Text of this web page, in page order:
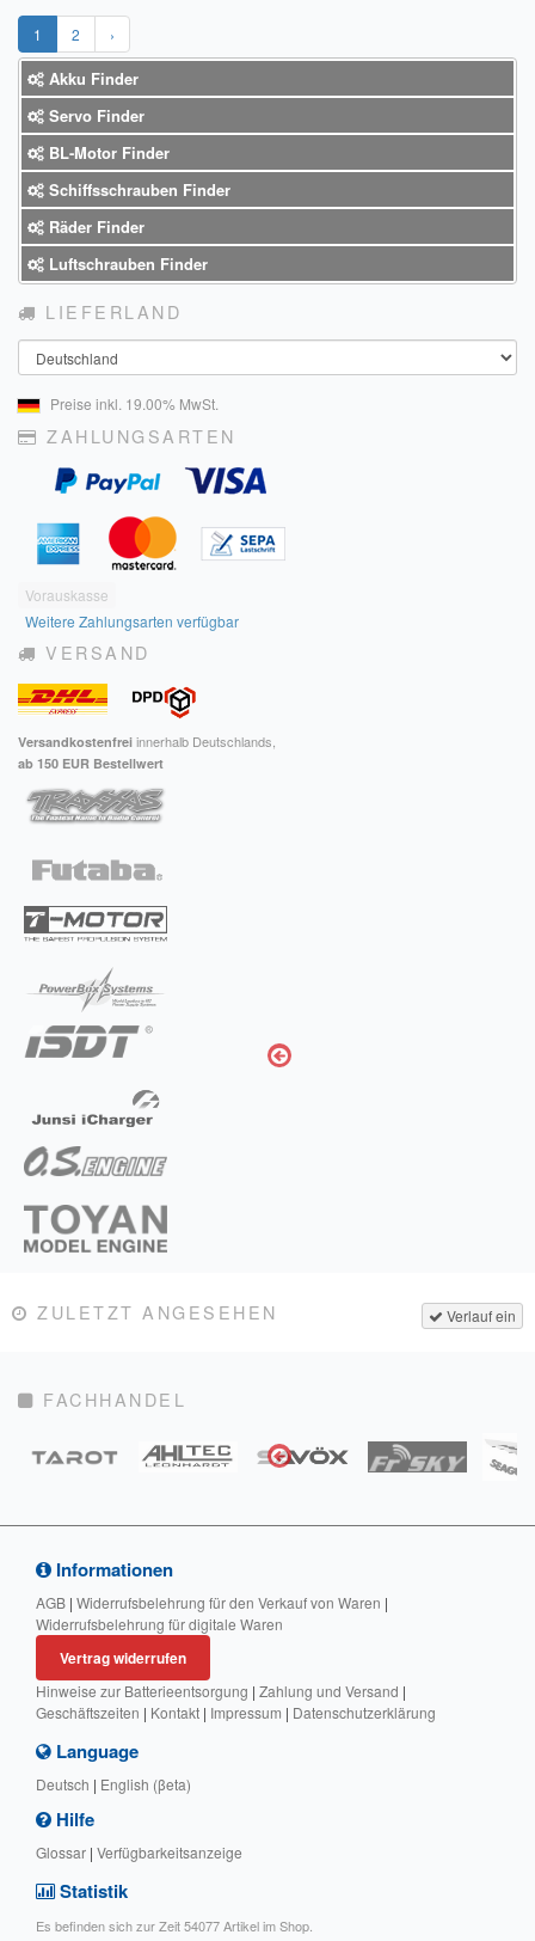
1 2 ›
Akku Finder
Servo Finder
BL-Motor Finder
Schiffsschrauben Finder
Räder Finder
Luftschrauben Finder
LIEFERLAND
Land
Preise inkl. 19.00% MwSt.
ZAHLUNGSARTEN
Vorauskasse
Weitere Zahlungsarten verfügbar
VERSAND
Versandkostenfrei innerhalb Deutschlands,
ab 150 EUR Bestellwert
Verlauf ein
ZULETZT ANGESEHEN
FACHHANDEL
Informationen
AGB | Widerrufsbelehrung für den Verkauf von Waren |
Widerrufsbelehrung für digitale Waren
Vertrag widerrufen
Hinweise zur Batterieentsorgung | Zahlung und Versand |
Geschäftszeiten | Kontakt | Impressum | Datenschutzerklärung
Language
Deutsch | English (βeta)
Hilfe
Glossar | Verfügbarkeitsanzeige
Statistik
Es befinden sich zur Zeit 54077 Artikel im Shop.